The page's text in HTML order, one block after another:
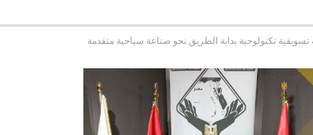
تكنولوجية بداية الطريق نحو صناعة سياحية متقدمة